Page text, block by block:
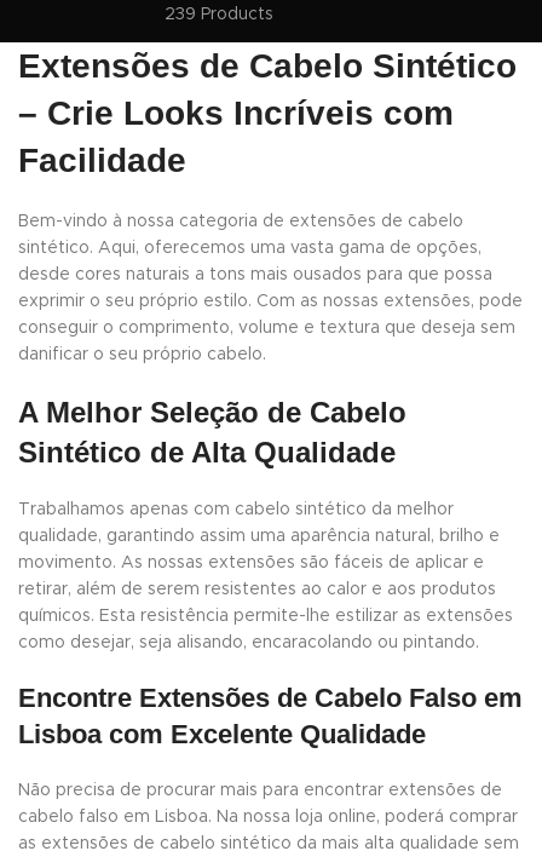
239 Products
Extensões de Cabelo Sintético
– Crie Looks Incríveis com
Facilidade
Bem-vindo à nossa categoria de extensões de cabelo
sintético. Aqui, oferecemos uma vasta gama de opções,
desde cores naturais a tons mais ousados para que possa
exprimir o seu próprio estilo. Com as nossas extensões, pode
conseguir o comprimento, volume e textura que deseja sem
danificar o seu próprio cabelo.
A Melhor Seleção de Cabelo
Sintético de Alta Qualidade
Trabalhamos apenas com cabelo sintético da melhor
qualidade, garantindo assim uma aparência natural, brilho e
movimento. As nossas extensões são fáceis de aplicar e
retirar, além de serem resistentes ao calor e aos produtos
químicos. Esta resistência permite-lhe estilizar as extensões
como desejar, seja alisando, encaracolando ou pintando.
Encontre Extensões de Cabelo Falso em
Lisboa com Excelente Qualidade
Não precisa de procurar mais para encontrar extensões de
cabelo falso em Lisboa. Na nossa loja online, poderá comprar
as extensões de cabelo sintético da mais alta qualidade sem